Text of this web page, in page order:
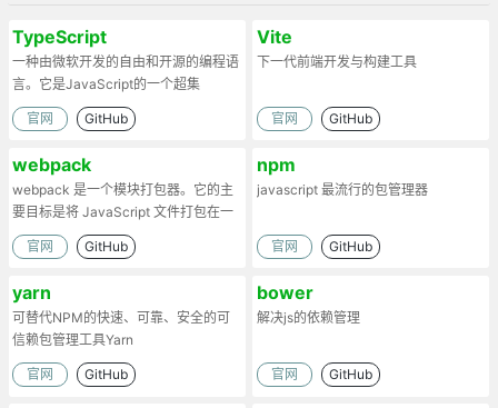
TypeScript
一种由微软开发的自由和开源的编程语
言。它是JavaScript的一个超集
官网 GitHub
Vite
下一代前端开发与构建工具
官网 GitHub
webpack
webpack 是一个模块打包器。它的主
要目标是将 JavaScript 文件打包在一
起
官网 GitHub
npm
javascript 最流行的包管理器
官网 GitHub
yarn
可替代NPM的快速、可靠、安全的可
信赖包管理工具Yarn
官网 GitHub
bower
解决js的依赖管理
官网 GitHub